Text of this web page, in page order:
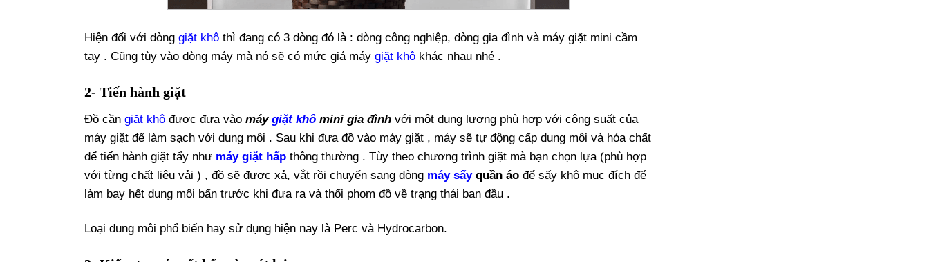
Hiện đối với dòng giặt khô thì đang có 3 dòng đó là : dòng công nghiệp, dòng gia đình và máy giặt mini cầm
tay . Cũng tùy vào dòng máy mà nó sẽ có mức giá máy giặt khô khác nhau nhé .
2- Tiến hành giặt
Đồ cần giặt khô được đưa vào máy giặt khô mini gia đình với một dung lượng phù hợp với công suất của
máy giặt để làm sạch với dung môi . Sau khi đưa đồ vào máy giặt , máy sẽ tự động cấp dung môi và hóa chất
để tiến hành giặt tẩy như máy giặt hấp thông thường . Tùy theo chương trình giặt mà bạn chọn lựa (phù hợp
với từng chất liệu vải ) , đồ sẽ được xả, vắt rồi chuyển sang dòng máy sấyquần áo để sấy khô mục đích để
làm bay hết dung môi bẩn trước khi đưa ra và thổi phom đồ về trạng thái ban đầu .
Loại dung môi phổ biến hay sử dụng hiện nay là Perc và Hydrocarbon.